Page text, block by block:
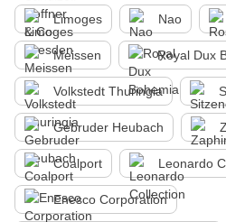
Limoges Nao
Meissen Royal Dux
Volkstedt Thuringia
Gebruder Heubach
Coalport Leonardo
Enesco Corporation